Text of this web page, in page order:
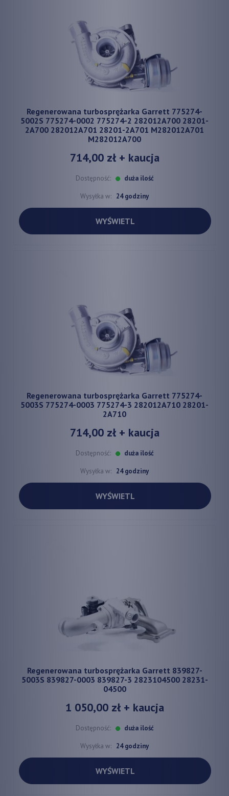
Regenerowana turbosprężarka Garrett 775274-
5002S 775274-0002 775274-2 282012A700 28201-
2A700 282012A701 ​28201-2A701 M282012A701
M282012A700
714,00 zł+ kaucja
Dostępność: duża ilość
Wysyłka w: 24 godziny
WYŚWIETL
Regenerowana turbosprężarka Garrett 775274-
5003S 775274-0003 775274-3 282012A710 28201-
2A710
714,00 zł+ kaucja
Dostępność: duża ilość
Wysyłka w: 24 godziny
WYŚWIETL
Regenerowana turbosprężarka Garrett 839827-
5003S 839827-0003 839827-3 2823104500 28231-
04500
1 050,00 zł+ kaucja
Dostępność: duża ilość
Wysyłka w: 24 godziny
WYŚWIETL